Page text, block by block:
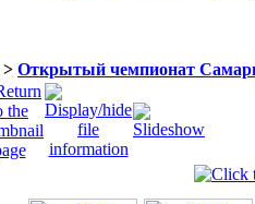
> Открытый чемпионат